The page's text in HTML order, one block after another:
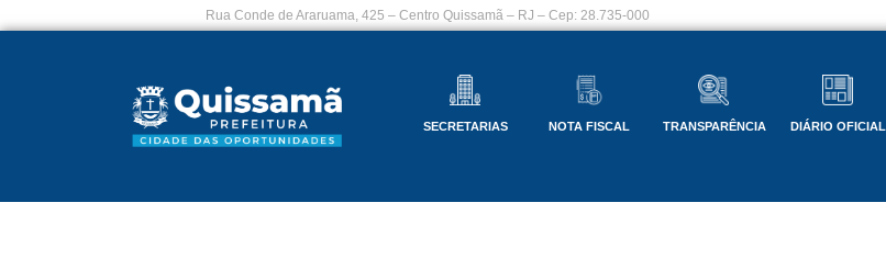
Rua Conde de Araruama, 425 – Centro Quissamã – RJ – Cep: 28.735-000
SECRETARIAS NOTA FISCAL TRANSPARÊNCIA DIÁRIO OFICIAL